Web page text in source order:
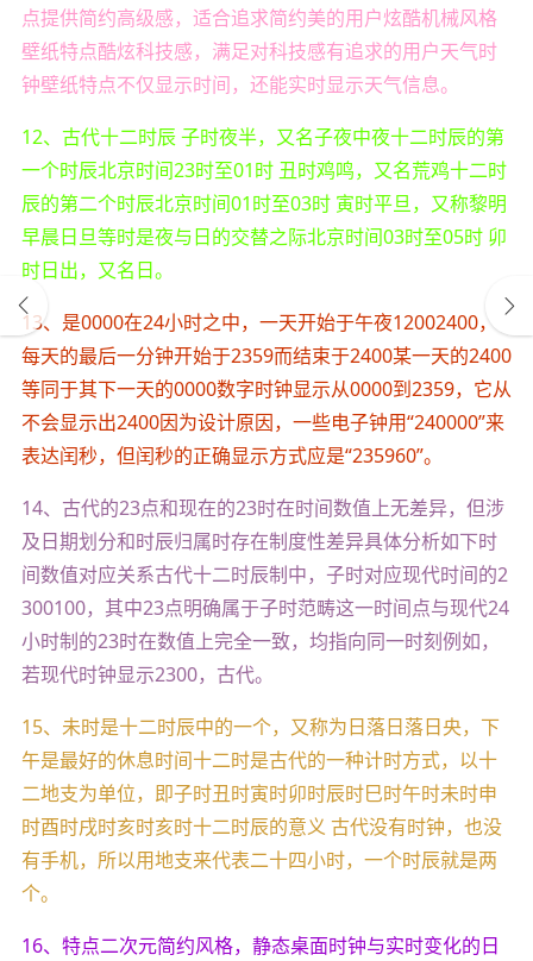
点提供简约高级感，适合追求简约美的用户炫酷机械风格
壁纸特点酷炫科技感，满足对科技感有追求的用户天气时
钟壁纸特点不仅显示时间，还能实时显示天气信息。
12、古代十二时辰 子时夜半，又名子夜中夜十二时辰的第
一个时辰北京时间23时至01时 丑时鸡鸣，又名荒鸡十二时
辰的第二个时辰北京时间01时至03时 寅时平旦，又称黎明
早晨日旦等时是夜与日的交替之际北京时间03时至05时 卯
时日出，又名日。
13、是0000在24小时之中，一天开始于午夜12002400，
每天的最后一分钟开始于2359而结束于2400某一天的2400
等同于其下一天的0000数字时钟显示从0000到2359，它从
不会显示出2400因为设计原因，一些电子钟用“240000”来
表达闰秒，但闰秒的正确显示方式应是“235960”。
14、古代的23点和现在的23时在时间数值上无差异，但涉
及日期划分和时辰归属时存在制度性差异具体分析如下时
间数值对应关系古代十二时辰制中，子时对应现代时间的2
300100，其中23点明确属于子时范畴这一时间点与现代24
小时制的23时在数值上完全一致，均指向同一时刻例如，
若现代时钟显示2300，古代。
15、未时是十二时辰中的一个，又称为日落日落日央，下
午是最好的休息时间十二时是古代的一种计时方式，以十
二地支为单位，即子时丑时寅时卯时辰时巳时午时未时申
时酉时戌时亥时亥时十二时辰的意义 古代没有时钟，也没
有手机，所以用地支来代表二十四小时，一个时辰就是两
个。
16、特点二次元简约风格，静态桌面时钟与实时变化的日